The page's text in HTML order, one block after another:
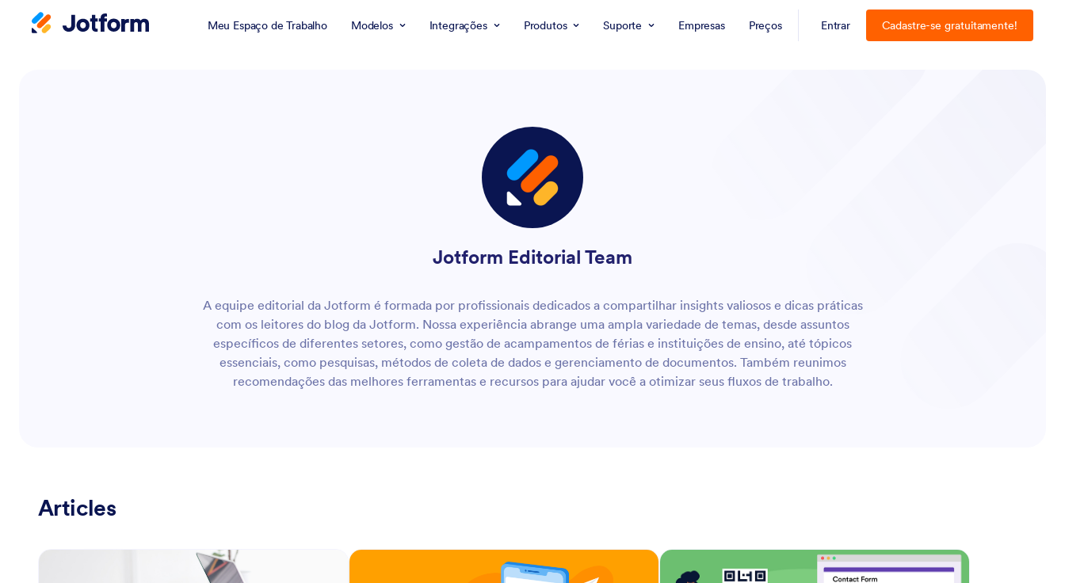
Meu Espaço de Trabalho Modelos Integrações Produtos Suporte Empresas Preços Entrar Cadastre-se gratuitamente!
Jotform Editorial Team
A equipe editorial da Jotform é formada por profissionais dedicados a compartilhar insights valiosos e dicas práticas
com os leitores do blog da Jotform. Nossa experiência abrange uma ampla variedade de temas, desde assuntos
específicos de diferentes setores, como gestão de acampamentos de férias e instituições de ensino, até tópicos
essenciais, como pesquisas, métodos de coleta de dados e gerenciamento de documentos. Também reunimos
recomendações das melhores ferramentas e recursos para ajudar você a otimizar seus fluxos de trabalho.
Articles